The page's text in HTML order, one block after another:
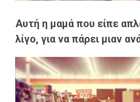
Αυτή η μαμά που είπε
λίγο, για να πάρει μιαν